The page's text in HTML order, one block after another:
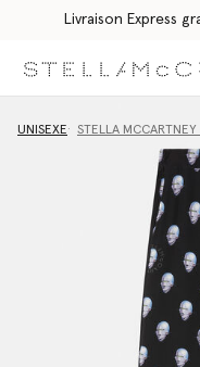
Livraison Express
UNISEXE STELLA MCCARTNEY